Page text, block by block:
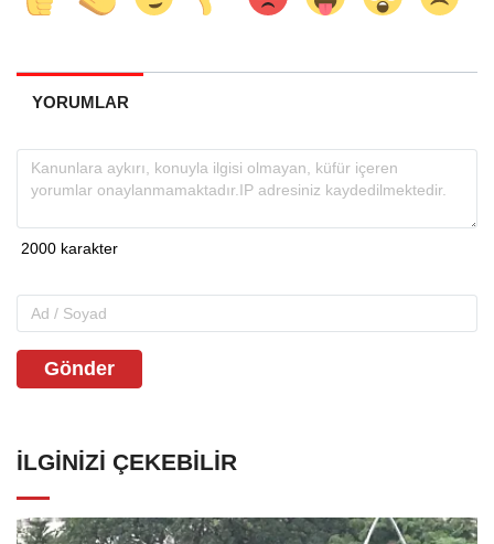
YORUMLAR
Gönder
İLGINIZI ÇEKEBILIR